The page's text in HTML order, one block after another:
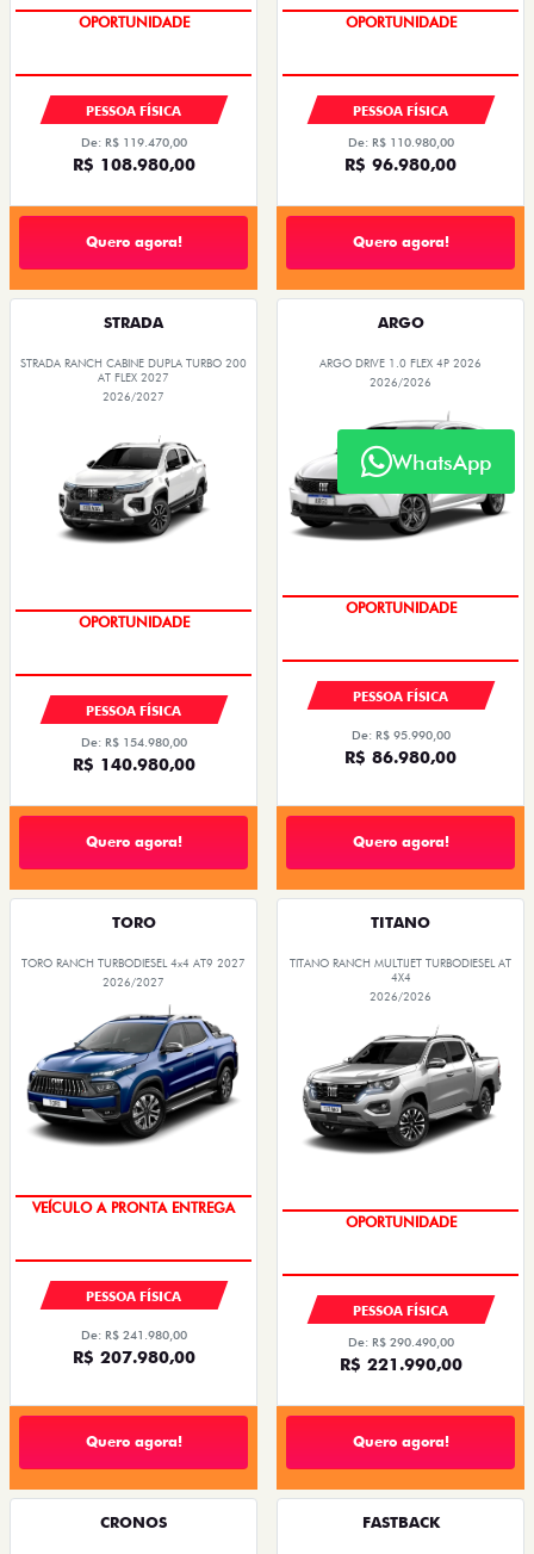
OPORTUNIDADE
PESSOA FÍSICA
De: R$ 119.470,00
R$ 108.980,00
Quero agora!
OPORTUNIDADE
PESSOA FÍSICA
De: R$ 110.980,00
R$ 96.980,00
Quero agora!
STRADA
STRADA RANCH CABINE DUPLA TURBO 200
AT FLEX 2027
2026/2027
OPORTUNIDADE
PESSOA FÍSICA
De: R$ 154.980,00
R$ 140.980,00
Quero agora!
ARGO
ARGO DRIVE 1.0 FLEX 4P 2026
2026/2026
OPORTUNIDADE
PESSOA FÍSICA
De: R$ 95.990,00
R$ 86.980,00
Quero agora!
TORO
TORO RANCH TURBODIESEL 4x4 AT9 2027
2026/2027
VEÍCULO A PRONTA ENTREGA
PESSOA FÍSICA
De: R$ 241.980,00
R$ 207.980,00
Quero agora!
TITANO
TITANO RANCH MULTIJET TURBODIESEL AT
4X4
2026/2026
OPORTUNIDADE
PESSOA FÍSICA
De: R$ 290.490,00
R$ 221.990,00
Quero agora!
CRONOS FASTBACK
WhatsApp